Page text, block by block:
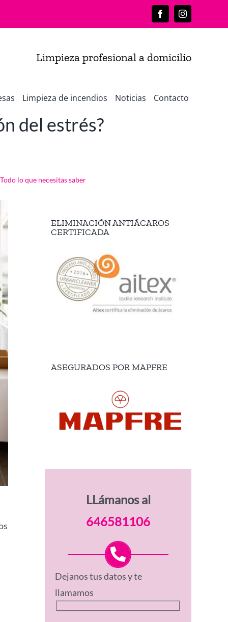
FacebookInstagram
Limpieza profesional a domicilio
Limpieza de incendios Noticias Contacto
del estrés?
lo que necesitas saber
ELIMINACIÓN ANTIÁCAROS
CERTIFICADA
ASEGURADOS POR MAPFRE
LLámanos al
646581106
Dejanos tus datos y te
llamamos